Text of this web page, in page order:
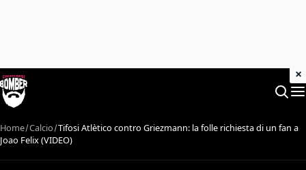
Home Calcio Tifosi Atlètico contro Griezmann: la folle richiesta di un fan a
Joao Felix (VIDEO)
×